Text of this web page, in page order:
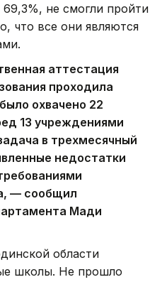
не смогли пройти
что все они являются
аттестация
проходила
охвачено 22
13 учреждениями
в трехмесячный
недостатки
— сообщил
Мади
области
школы. Не прошло